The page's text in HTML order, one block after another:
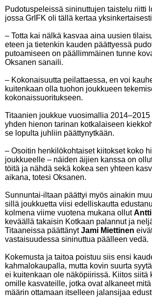
Pudotuspeleissä sininuttujen taistelu riitti
jossa GrIFK oli tällä kertaa
– Totta kai nälkä kasvaa aina uusien
eteen ja tietenkin kauden päättyessä
putoamiseen on päällimmäinen tunne
Oksanen sanaili.
– Kokonaisuutta peilattaessa, en voi
kuitenkaan olla tuohon joukkueen
kokonaissuoritukseen.
Titaanien joukkue vuosimallia
yhden hienon tarinan kotkalaiseen
se lopulta juhliin päättynytkään.
– Osoitin henkilökohtaiset kiitokset koko
joukkueelle – näiden äijien kanssa on
töitä ja nähdä sekä kokea sen yhteen
aikana, totesi Oksanen.
Sunnuntai-iltaan päättyi myös ainakin
sillä joukkuetta viisi edelliskautta
kolmena viime vuotena mukana ollut
keväällä takaisin Kotkaan palannut ja
Titaaneissa päättänytJami Miettinen
vastaisuudessa sininuttua päälleen vedä.
Kokemusta ja taitoa poistuu siis ensi
kahmalokaupalla, mutta kovin suurta
ei kuitenkaan ole näköpiirissä. Kiitos siitä
omille kasvateille, jotka ovat alkaneet
määrin ottamaan itselleen jalansijaa